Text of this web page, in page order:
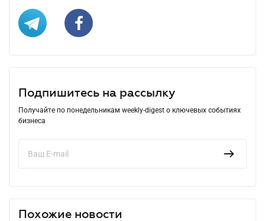
Подпишитесь на рассылку
Получайте по понедельникам weekly-digest о ключевых событиях
бизнеса
Похожие новости